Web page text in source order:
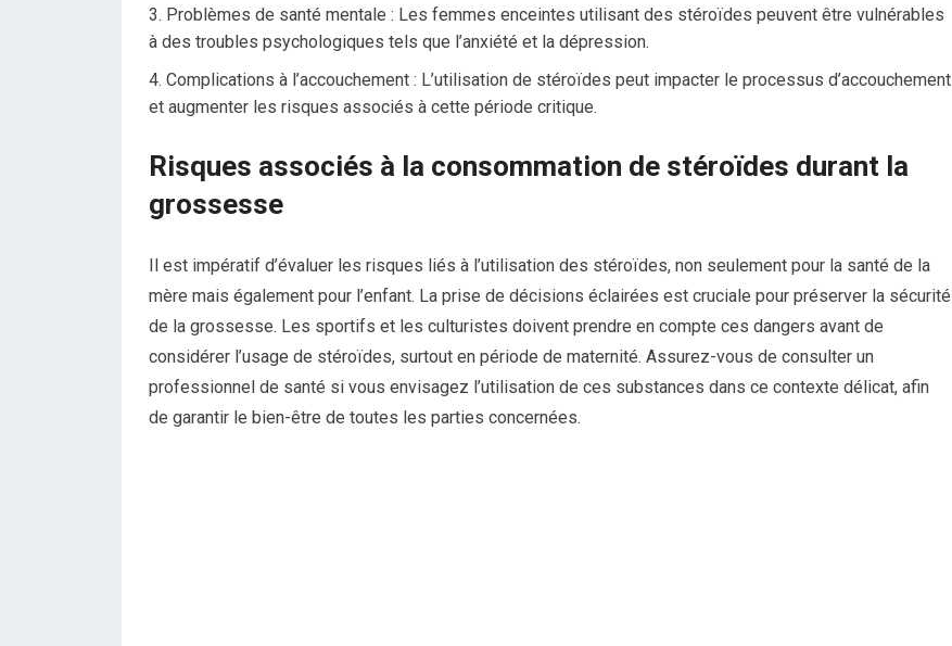
Problèmes de santé mentale : Les femmes enceintes utilisant des stéroïdes peuvent être vulnérables
à des troubles psychologiques tels que l’anxiété et la dépression.
Complications à l’accouchement : L’utilisation de stéroïdes peut impacter le processus d’accouchement
et augmenter les risques associés à cette période critique.
Risques associés à la consommation de stéroïdes durant la
grossesse
Il est impératif d’évaluer les risques liés à l’utilisation des stéroïdes, non seulement pour la santé de la
mère mais également pour l’enfant. La prise de décisions éclairées est cruciale pour préserver la sécurité
de la grossesse. Les sportifs et les culturistes doivent prendre en compte ces dangers avant de
considérer l’usage de stéroïdes, surtout en période de maternité. Assurez-vous de consulter un
professionnel de santé si vous envisagez l’utilisation de ces substances dans ce contexte délicat, afin
de garantir le bien-être de toutes les parties concernées.